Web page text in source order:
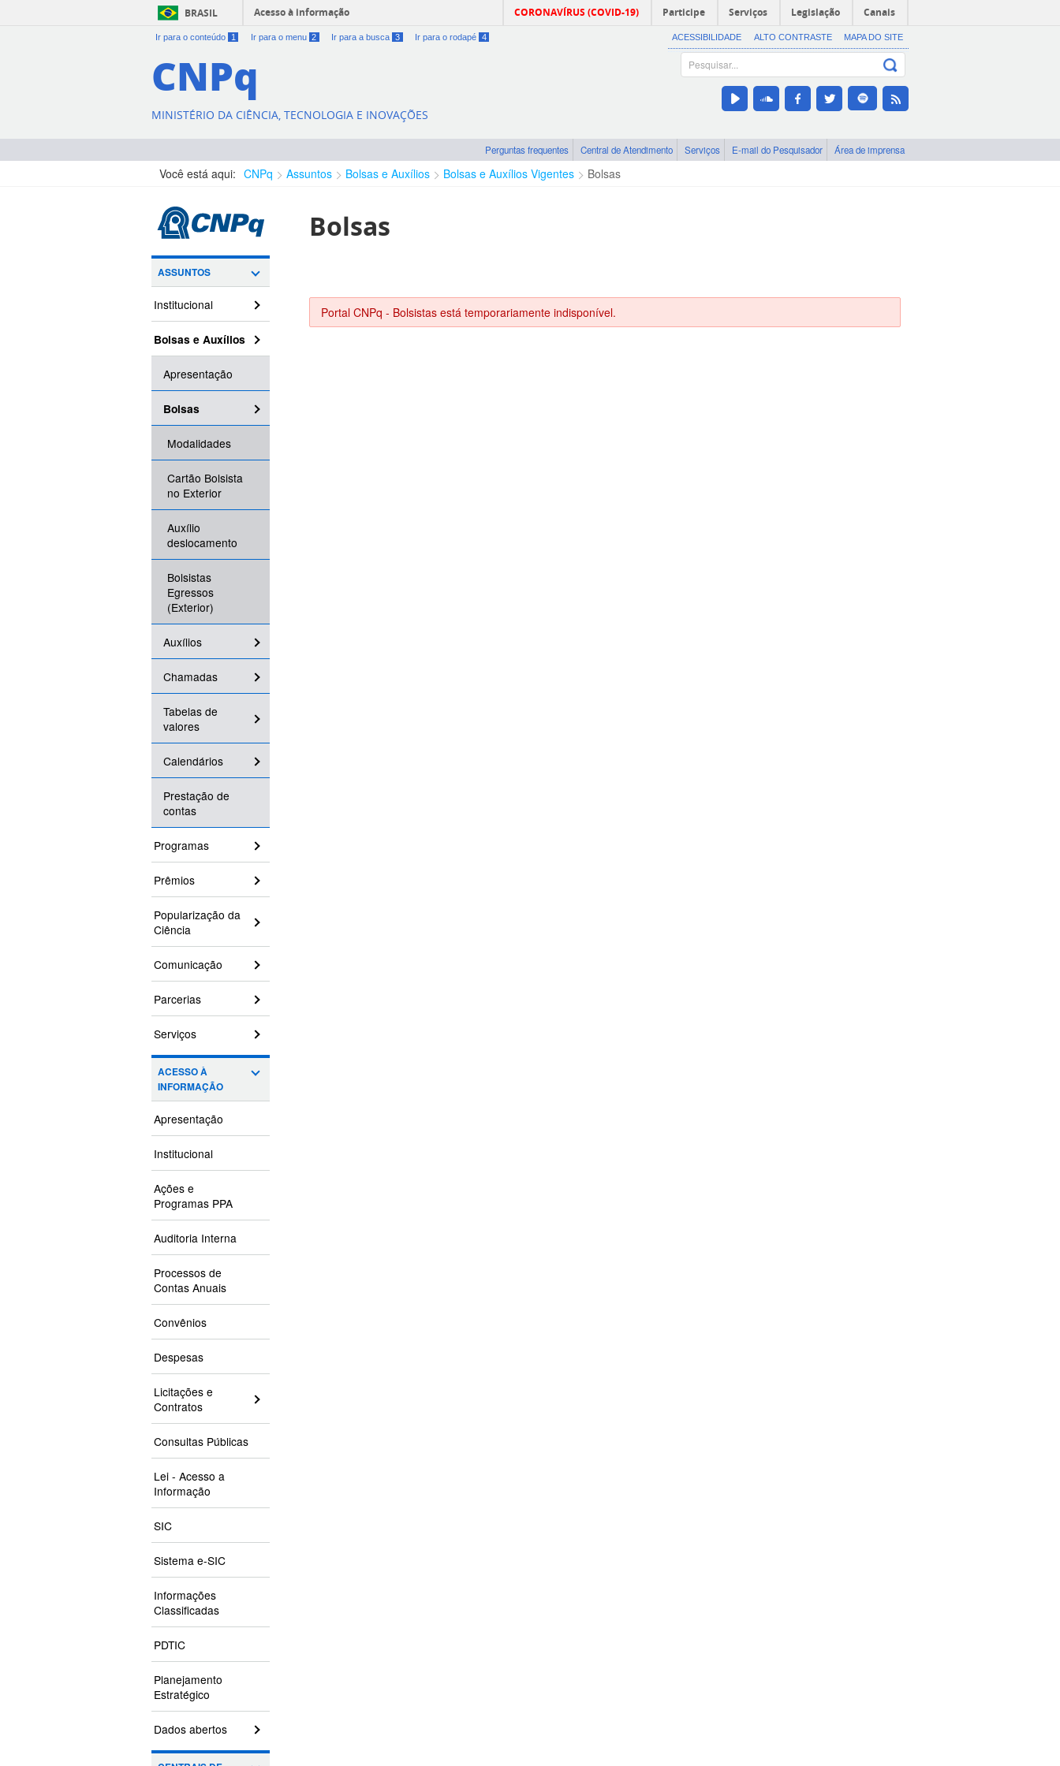
BRASIL Acesso à informação CORONAVÍRUS (COVID-19) Participe Serviços Legislação Canais
Ir para o conteúdo 1 Ir para o menu 2 Ir para a busca 3 Ir para o rodapé 4 ACESSIBILIDADE ALTO CONTRASTE MAPA DO SITE
CNPq
MINISTÉRIO DA CIÊNCIA, TECNOLOGIA E INOVAÇÕES
Perguntas frequentes Central de Atendimento Serviços E-mail do Pesquisador Área de imprensa
Você está aqui: CNPq Assuntos Bolsas e Auxílios Bolsas e Auxílios Vigentes Bolsas
ASSUNTOS
Institucional
Bolsas e Auxílios
Apresentação
Bolsas
Modalidades
Cartão Bolsista
no Exterior
Auxílio
deslocamento
Bolsistas
Egressos
(Exterior)
Auxílios
Chamadas
Tabelas de
valores
Calendários
Prestação de
contas
Programas
Prêmios
Popularização da
Ciência
Comunicação
Parcerias
Serviços
ACESSO À
INFORMAÇÃO
Apresentação
Institucional
Ações e
Programas PPA
Auditoria Interna
Processos de
Contas Anuais
Convênios
Despesas
Licitações e
Contratos
Consultas Públicas
Lei - Acesso a
Informação
SIC
Sistema e-SIC
Informações
Classificadas
PDTIC
Planejamento
Estratégico
Dados abertos
Bolsas
Portal CNPq - Bolsistas está temporariamente indisponível.